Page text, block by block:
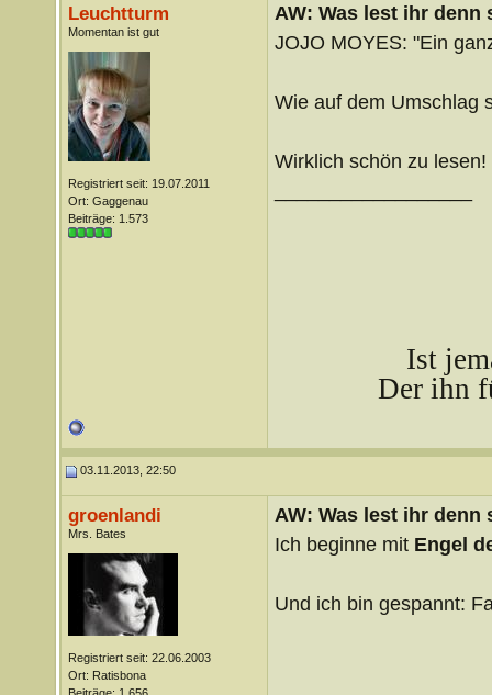
Leuchtturm
Momentan ist gut
Registriert seit: 19.07.2011
Ort: Gaggenau
Beiträge: 1.573
AW: Was lest ihr denn
JOJO MOYES: "Ein
Wie auf dem Umschlag
Wirklich schön zu lesen!
Ist
Der ihn
03.11.2013, 22:50
groenlandi
Mrs. Bates
Registriert seit: 22.06.2003
Ort: Ratisbona
AW: Was lest ihr denn
Ich beginne mitEngel
Und ich bin gespannt: